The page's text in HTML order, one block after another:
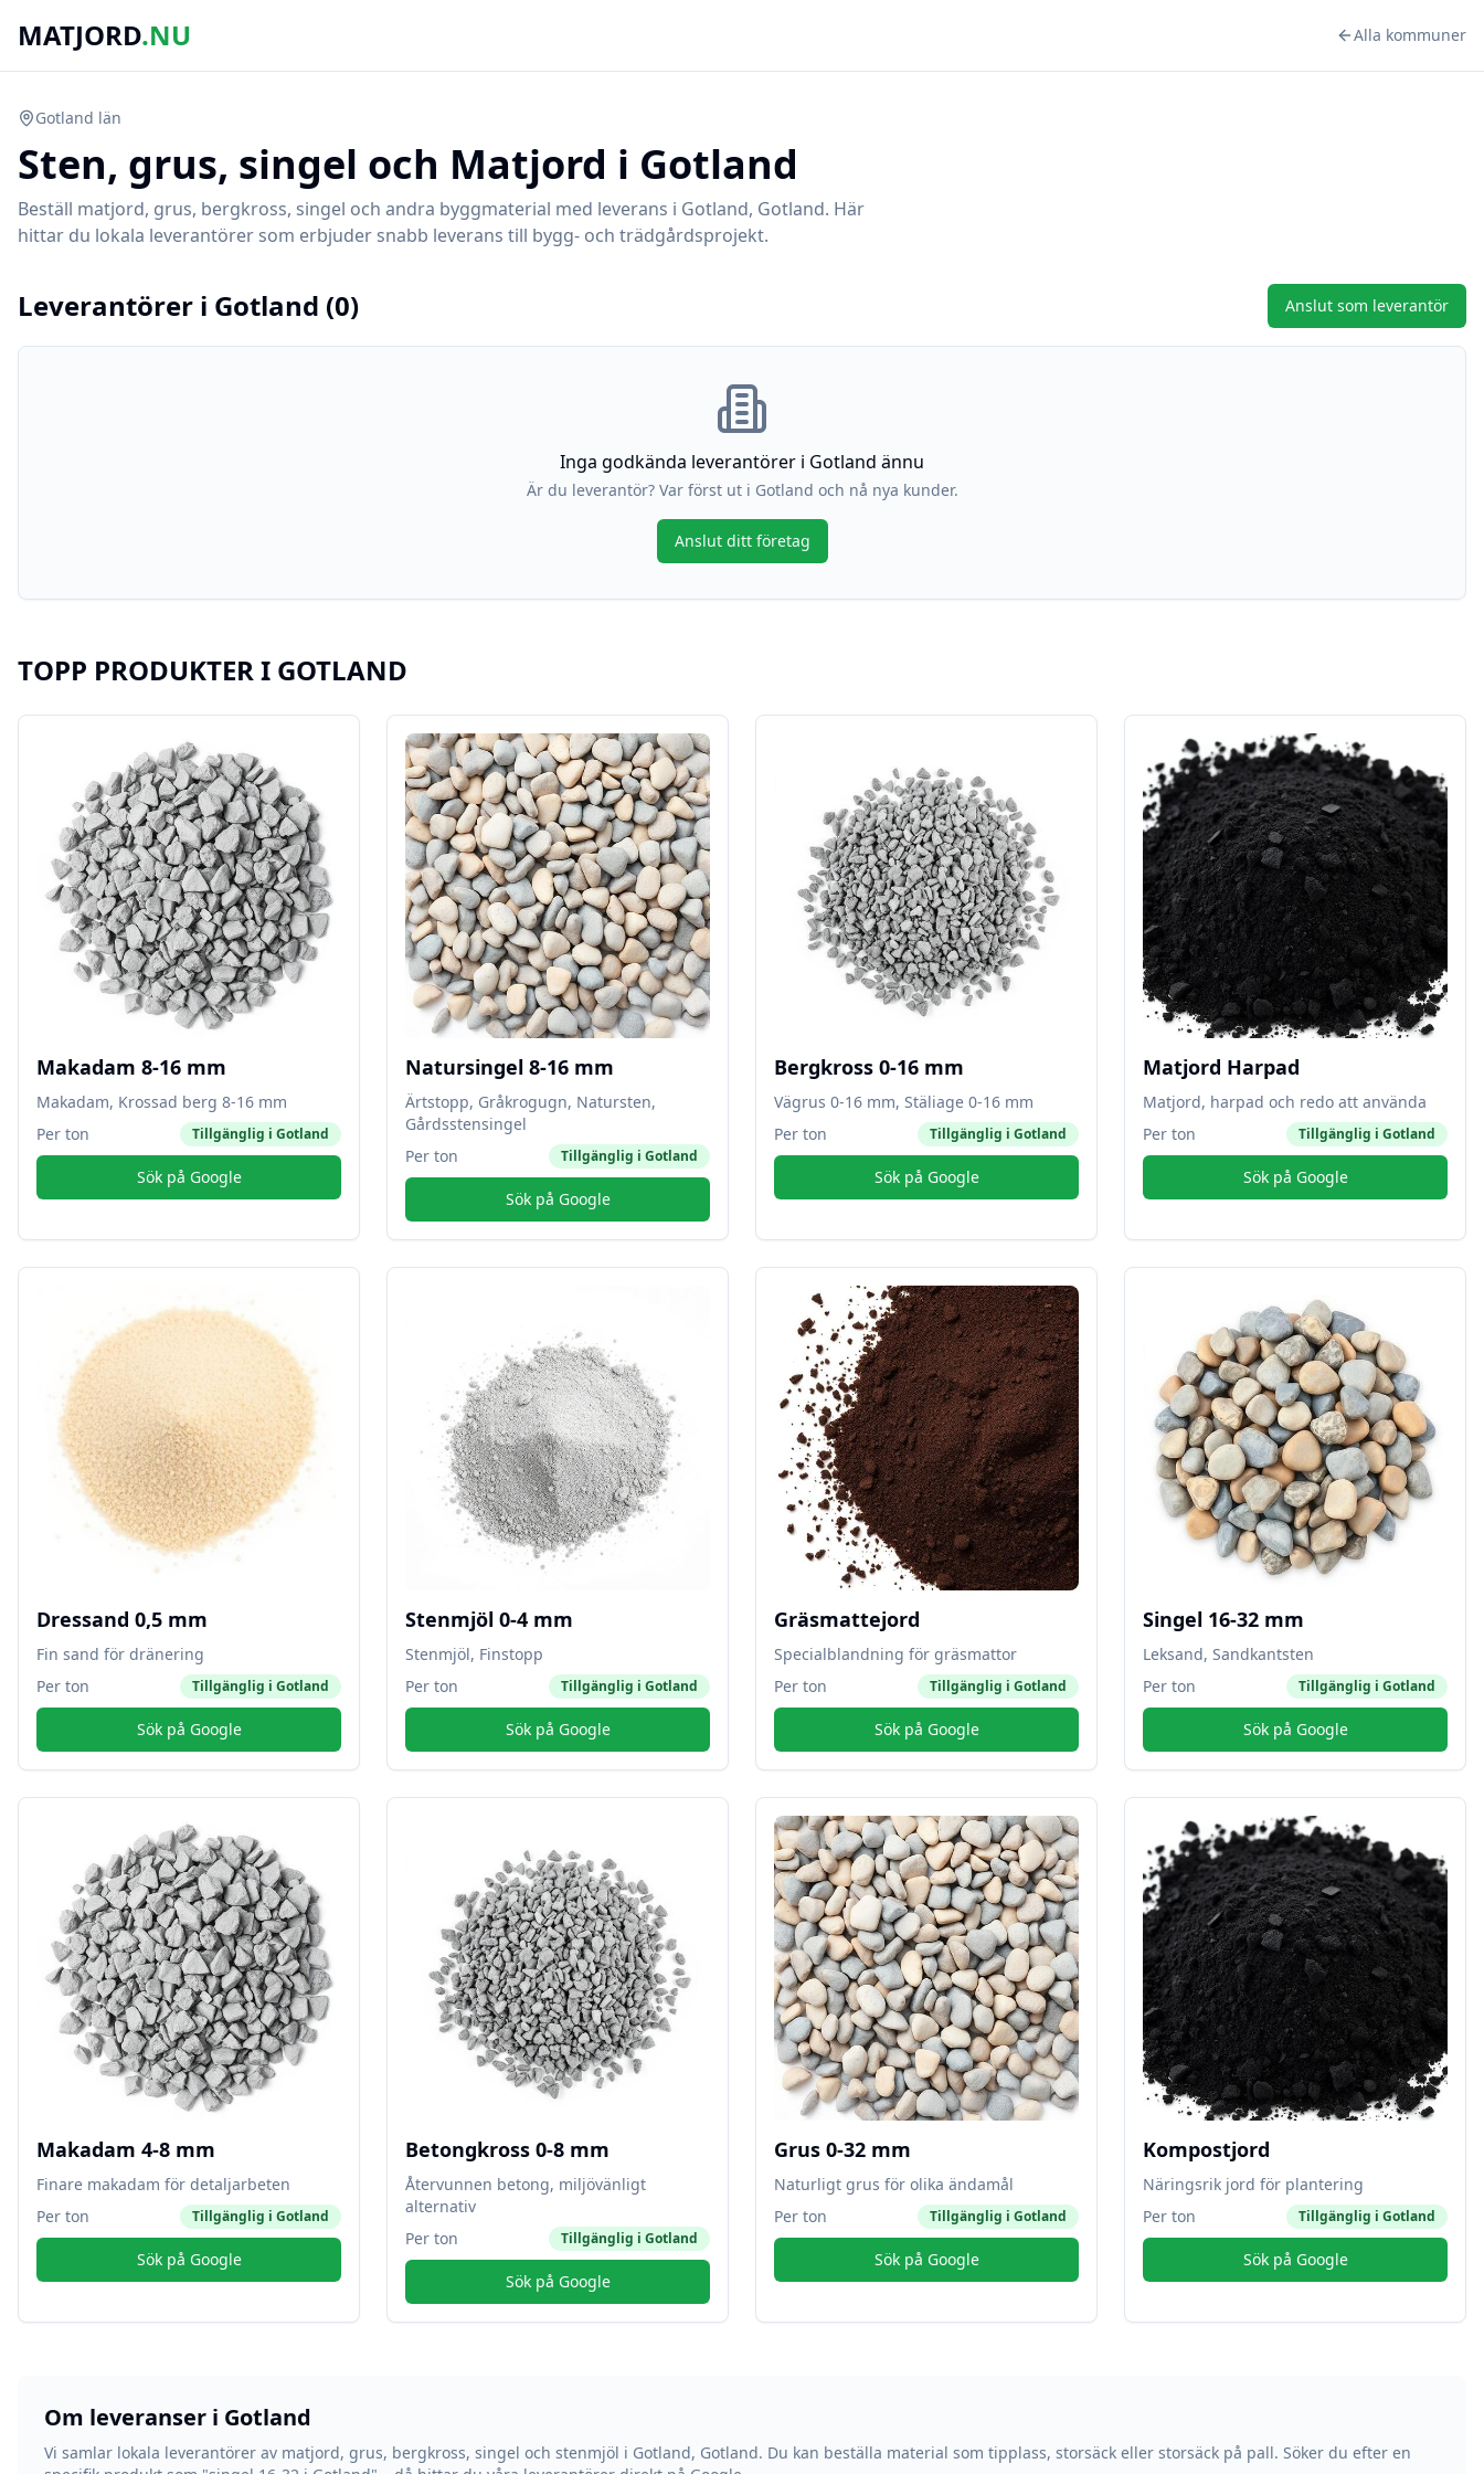
MATJORD.NU Alla kommuner
Gotland län
Sten, grus, singel och Matjord i Gotland
Beställ matjord, grus, bergkross, singel och andra byggmaterial med leverans i Gotland, Gotland. Här
hittar du lokala leverantörer som erbjuder snabb leverans till bygg- och trädgårdsprojekt.
Leverantörer i Gotland (0) Anslut som leverantör
Inga godkända leverantörer i Gotland ännu
Är du leverantör? Var först ut i Gotland och nå nya kunder.
Anslut ditt företag
TOPP PRODUKTER I GOTLAND
Makadam 8-16 mm
Makadam, Krossad berg 8-16 mm
Per ton
Tillgänglig i Gotland
Sök på Google
Natursingel 8-16 mm
Ärtstopp, Gråkrogugn, Natursten,
Gårdsstensingel
Per ton
Tillgänglig i Gotland
Sök på Google
Bergkross 0-16 mm
Vägrus 0-16 mm, Stäliage 0-16 mm
Per ton
Tillgänglig i Gotland
Sök på Google
Matjord Harpad
Matjord, harpad och redo att använda
Per ton
Tillgänglig i Gotland
Sök på Google
Dressand 0,5 mm
Fin sand för dränering
Per ton
Tillgänglig i Gotland
Sök på Google
Stenmjöl 0-4 mm
Stenmjöl, Finstopp
Per ton
Tillgänglig i Gotland
Sök på Google
Gräsmattejord
Specialblandning för gräsmattor
Per ton
Tillgänglig i Gotland
Sök på Google
Singel 16-32 mm
Leksand, Sandkantsten
Per ton
Tillgänglig i Gotland
Sök på Google
Makadam 4-8 mm
Finare makadam för detaljarbeten
Per ton
Tillgänglig i Gotland
Sök på Google
Betongkross 0-8 mm
Återvunnen betong, miljövänligt
alternativ
Per ton
Tillgänglig i Gotland
Sök på Google
Grus 0-32 mm
Naturligt grus för olika ändamål
Per ton
Tillgänglig i Gotland
Sök på Google
Kompostjord
Näringsrik jord för plantering
Per ton
Tillgänglig i Gotland
Sök på Google
Om leveranser i Gotland
Vi samlar lokala leverantörer av matjord, grus, bergkross, singel och stenmjöl i Gotland, Gotland. Du kan beställa material som tipplass, storsäck eller storsäck på pall. Söker du efter en